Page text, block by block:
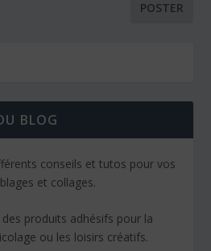
BLOG
conseils et tutos pour vos
et collages.
produits adhésifs pour la
ou les loisirs créatifs.